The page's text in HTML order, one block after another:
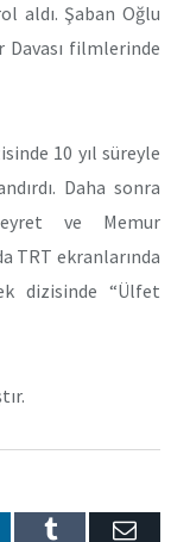
aldı. Şaban Oğlu
Davası filmlerinde
10 yıl süreyle
Daha sonra
ve Memur
TRT ekranlarında
dizisinde “Ülfet
Tumblr E-